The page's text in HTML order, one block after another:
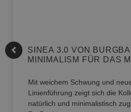
SINEA 3.0 VON
MINIMALISM FÜR DAS
Mit weichem Schwung und
Linienführung zeigt sich die
natürlich und minimalistisch